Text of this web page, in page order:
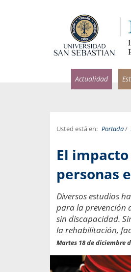
Actualidad
Usted está en: Portada/
El
personas
Diversos estudios
para la prevención
sin discapacidad.
la rehabilitación,
Martes 18 de diciembre
por incapacidad
entregados por la
sobre viajes al extranjero
que deben hacer...